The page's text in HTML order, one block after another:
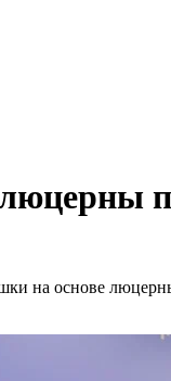
на основе